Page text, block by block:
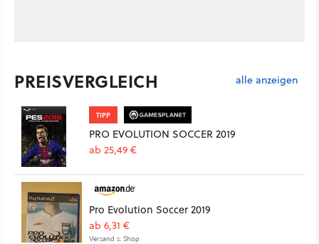
PREISVERGLEICH alle anzeigen
TIPP
PRO EVOLUTION SOCCER 2019
ab 25,49 €
Pro Evolution Soccer 2019
ab 6,31 €
Versand s. Shop